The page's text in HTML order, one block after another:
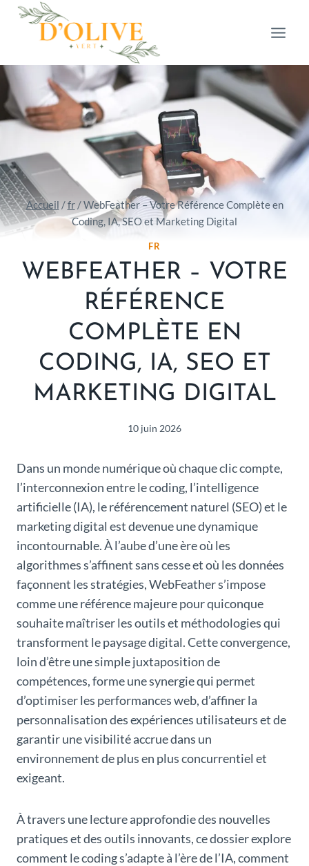
Aller
Accueil /fr /WebFeather – Votre Référence Complète en
Coding, IA, SEO et Marketing Digital
FR
WEBFEATHER – VOTRE
RÉFÉRENCE
COMPLÈTE EN
CODING, IA, SEO ET
MARKETING DIGITAL
10 juin 2026
Dans un monde numérique où chaque clic compte,
l’interconnexion entre le coding, l’intelligence
artificielle (IA), le référencement naturel (SEO) et le
marketing digital est devenue une dynamique
incontournable. À l’aube d’une ère où les
algorithmes s’affinent sans cesse et où les données
façonnent les stratégies, WebFeather s’impose
comme une référence majeure pour quiconque
souhaite maîtriser les outils et méthodologies qui
transforment le paysage digital. Cette convergence,
loin d’être une simple juxtaposition de
compétences, forme une synergie qui permet
d’optimiser les performances web, d’affiner la
personnalisation des expériences utilisateurs et de
garantir une visibilité accrue dans un
environnement de plus en plus concurrentiel et
exigeant.
À travers une lecture approfondie des nouvelles
pratiques et des outils innovants, ce dossier explore
comment le coding s’adapte à l’ère de l’IA, comment